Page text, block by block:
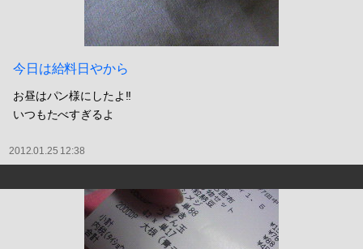
今日は給料日やから
お昼はパン様にしたよ!!
いつもたべすぎるよ
2012.01.25 12:38